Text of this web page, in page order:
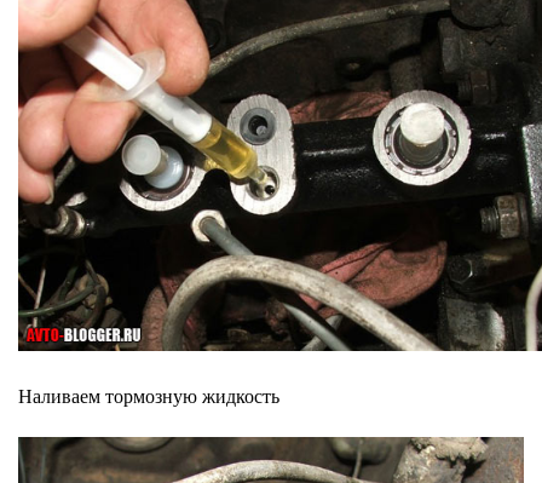
Наливаем тормозную жидкость